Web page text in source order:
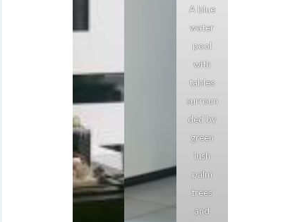
A blue
water
pool
with
tables
surroun
ded by
green
lush
palm
trees
and